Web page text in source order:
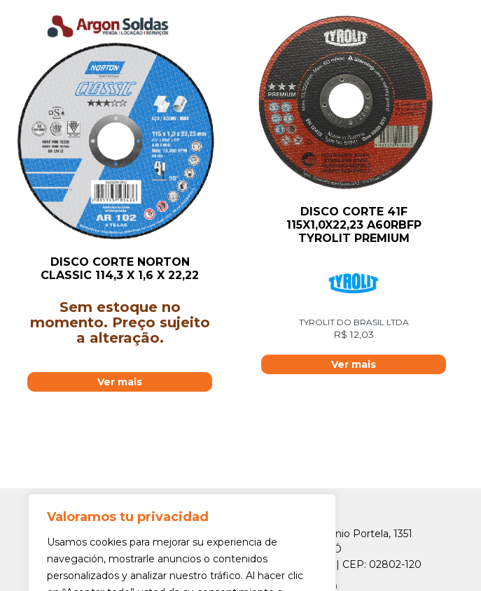
Valoramos tu privacidad
Usamos cookies para mejorar su experiencia de
navegación, mostrarle anuncios o contenidos
personalizados y analizar nuestro tráfico. Al hacer clic
DISCO CORTE NORTON
CLASSIC 114,3 X 1,6 X 22,22
Sem estoque no
momento. Preço sujeito
a alteração.
Ver mais
DISCO CORTE 41F
115X1,0X22,23 A60RBFP
TYROLIT PREMIUM
TYROLIT DO BRASIL LTDA
R$ 12,03
Ver mais
Siga-nos!
Av. Min. Petrônio Portela, 1351
Freguesia do Ó
São Paulo/SP | CEP: 02802-120
(11) 3975-6000